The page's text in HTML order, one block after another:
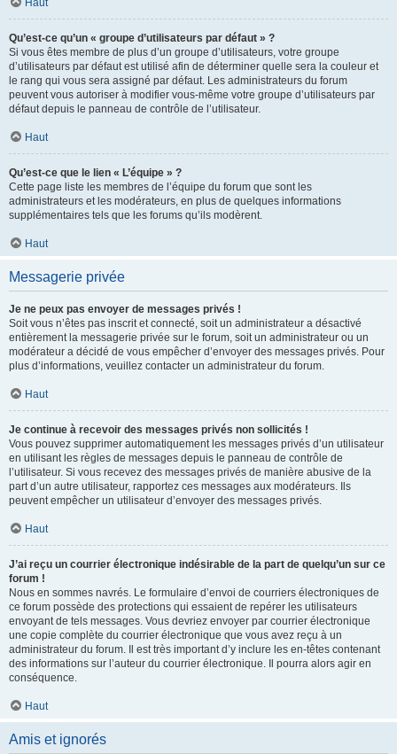
Haut
Qu’est-ce qu’un « groupe d’utilisateurs par défaut » ?
Si vous êtes membre de plus d’un groupe d’utilisateurs, votre groupe
d’utilisateurs par défaut est utilisé afin de déterminer quelle sera la couleur et
le rang qui vous sera assigné par défaut. Les administrateurs du forum
peuvent vous autoriser à modifier vous-même votre groupe d’utilisateurs par
défaut depuis le panneau de contrôle de l’utilisateur.
Haut
Qu’est-ce que le lien « L’équipe » ?
Cette page liste les membres de l’équipe du forum que sont les
administrateurs et les modérateurs, en plus de quelques informations
supplémentaires tels que les forums qu’ils modèrent.
Haut
Messagerie privée
Je ne peux pas envoyer de messages privés !
Soit vous n’êtes pas inscrit et connecté, soit un administrateur a désactivé
entièrement la messagerie privée sur le forum, soit un administrateur ou un
modérateur a décidé de vous empêcher d’envoyer des messages privés. Pour
plus d’informations, veuillez contacter un administrateur du forum.
Haut
Je continue à recevoir des messages privés non sollicités !
Vous pouvez supprimer automatiquement les messages privés d’un utilisateur
en utilisant les règles de messages depuis le panneau de contrôle de
l’utilisateur. Si vous recevez des messages privés de manière abusive de la
part d’un autre utilisateur, rapportez ces messages aux modérateurs. Ils
peuvent empêcher un utilisateur d’envoyer des messages privés.
Haut
J’ai reçu un courrier électronique indésirable de la part de quelqu’un sur ce
forum !
Nous en sommes navrés. Le formulaire d’envoi de courriers électroniques de
ce forum possède des protections qui essaient de repérer les utilisateurs
envoyant de tels messages. Vous devriez envoyer par courrier électronique
une copie complète du courrier électronique que vous avez reçu à un
administrateur du forum. Il est très important d’y inclure les en-têtes contenant
des informations sur l’auteur du courrier électronique. Il pourra alors agir en
conséquence.
Haut
Amis et ignorés